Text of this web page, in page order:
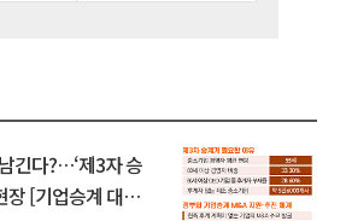
긴다?…‘제3자 승
장 [기업승계 대전